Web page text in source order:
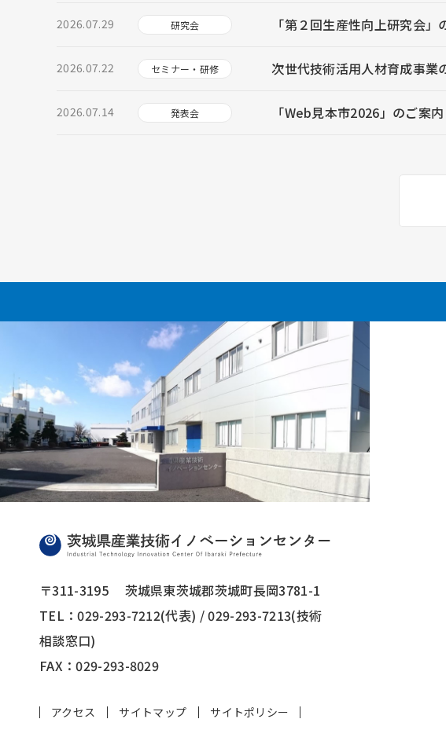
2026.07.29 研究会 「第２回生産性向上研究会」
2026.07.22 セミナー・研修 次世代技術活用人材育成事業
2026.07.14 発表会 「Web見本市2026」のご案
〒311-3195
茨城県東茨城郡茨城町長岡3781-1
TEL：029-293-7212(代表) / 029-293-7213(技術
相談窓口)
FAX：029-293-8029
アクセス サイトマップ サイトポリシー